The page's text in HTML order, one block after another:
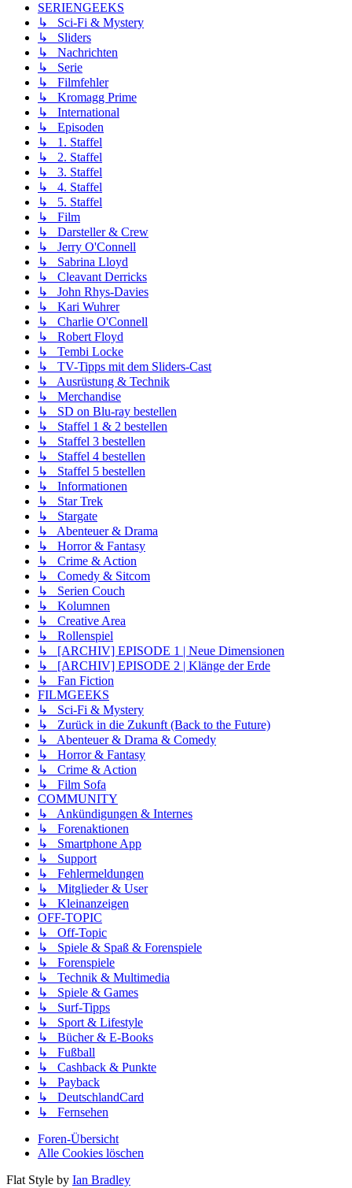
SERIENGEEKS
↳ Sci-Fi & Mystery
↳ Sliders
↳ Nachrichten
↳ Serie
↳ Filmfehler
↳ Kromagg Prime
↳ International
↳ Episoden
↳ 1. Staffel
↳ 2. Staffel
↳ 3. Staffel
↳ 4. Staffel
↳ 5. Staffel
↳ Film
↳ Darsteller & Crew
↳ Jerry O'Connell
↳ Sabrina Lloyd
↳ Cleavant Derricks
↳ John Rhys-Davies
↳ Kari Wuhrer
↳ Charlie O'Connell
↳ Robert Floyd
↳ Tembi Locke
↳ TV-Tipps mit dem Sliders-Cast
↳ Ausrüstung & Technik
↳ Merchandise
↳ SD on Blu-ray bestellen
↳ Staffel 1 & 2 bestellen
↳ Staffel 3 bestellen
↳ Staffel 4 bestellen
↳ Staffel 5 bestellen
↳ Informationen
↳ Star Trek
↳ Stargate
↳ Abenteuer & Drama
↳ Horror & Fantasy
↳ Crime & Action
↳ Comedy & Sitcom
↳ Serien Couch
↳ Kolumnen
↳ Creative Area
↳ Rollenspiel
↳ [ARCHIV] EPISODE 1 | Neue Dimensionen
↳ [ARCHIV] EPISODE 2 | Klänge der Erde
↳ Fan Fiction
FILMGEEKS
↳ Sci-Fi & Mystery
↳ Zurück in die Zukunft (Back to the Future)
↳ Abenteuer & Drama & Comedy
↳ Horror & Fantasy
↳ Crime & Action
↳ Film Sofa
COMMUNITY
↳ Ankündigungen & Internes
↳ Forenaktionen
↳ Smartphone App
↳ Support
↳ Fehlermeldungen
↳ Mitglieder & User
↳ Kleinanzeigen
OFF-TOPIC
↳ Off-Topic
↳ Spiele & Spaß & Forenspiele
↳ Forenspiele
↳ Technik & Multimedia
↳ Spiele & Games
↳ Surf-Tipps
↳ Sport & Lifestyle
↳ Bücher & E-Books
↳ Fußball
↳ Cashback & Punkte
↳ Payback
↳ DeutschlandCard
↳ Fernsehen
Foren-Übersicht
Alle Cookies löschen
Flat Style by Ian Bradley